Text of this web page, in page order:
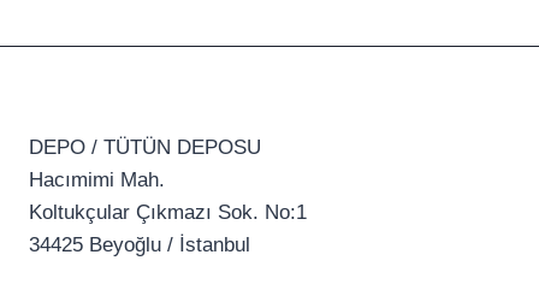
DEPO / TÜTÜN DEPOSU
Hacımimi Mah.
Koltukçular Çıkmazı Sok. No:1
34425 Beyoğlu / İstanbul